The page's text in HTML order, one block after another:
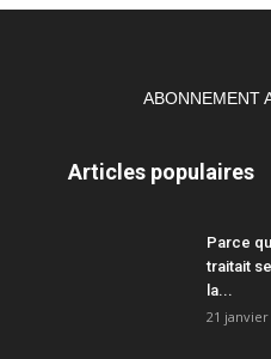
ABONNEMENT
Articles populaires
Parce
traitait
la...
21 janvier